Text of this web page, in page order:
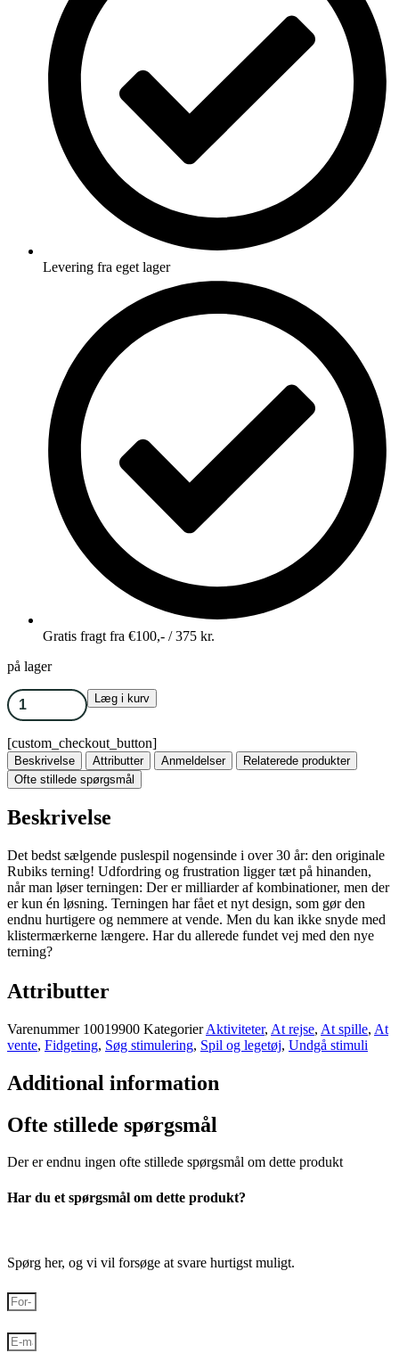
Levering fra eget lager
Gratis fragt fra €100,- / 375 kr.
på lager
Læg i kurv
[custom_checkout_button]
Beskrivelse Attributter Anmeldelser
Relaterede produkter
Ofte stillede spørgsmål
Beskrivelse
Det bedst sælgende puslespil nogensinde i over 30 år: den originale
Rubiks terning! Udfordring og frustration ligger tæt på hinanden,
når man løser terningen: Der er milliarder af kombinationer, men der
er kun én løsning. Terningen har fået et nyt design, som gør den
endnu hurtigere og nemmere at vende. Men du kan ikke snyde med
klistermærkerne længere. Har du allerede fundet vej med den nye
terning?
Attributter
Varenummer 10019900 Kategorier Aktiviteter, At rejse, At spille, At
vente, Fidgeting, Søg stimulering, Spil og legetøj, Undgå stimuli
Additional information
Ofte stillede spørgsmål
Der er endnu ingen ofte stillede spørgsmål om dette produkt
Har du et spørgsmål om dette produkt?
Spørg her, og vi vil forsøge at svare hurtigst muligt.